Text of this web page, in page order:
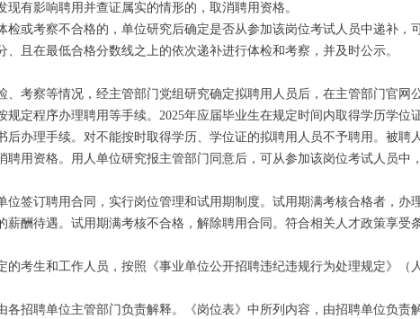
现有影响聘用并查证属实的情形的，取消聘用资格。
或考察不合格的，单位研究后确定是否从参加该岗位考试人员中递补，
、且在最低合格分数线之上的依次递补进行体检和考察，并及时公示。
考察等情况，经主管部门党组研究确定拟聘用人员后，在主管部门官网
规定程序办理聘用等手续。2025年应届毕业生在规定时间内取得学历学位
后办理手续。对不能按时取得学历、学位证的拟聘用人员不予聘用。被聘
聘用资格。用人单位研究报主管部门同意后，可从参加该岗位考试人员中
签订聘用合同，实行岗位管理和试用期制度。试用期满考核合格者，办
薪酬待遇。试用期满考核不合格，解除聘用合同。符合相关人才政策享受
考生和工作人员，按照《事业单位公开招聘违纪违规行为处理规定》（
聘单位主管部门负责解释。《岗位表》中所列内容，由招聘单位负责解